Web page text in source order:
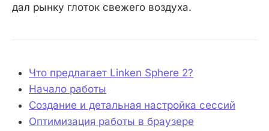
дал рынку глоток свежего воздуха.
Что предлагает Linken Sphere 2?
Начало работы
Создание и детальная настройка сессий
Оптимизация работы в браузере